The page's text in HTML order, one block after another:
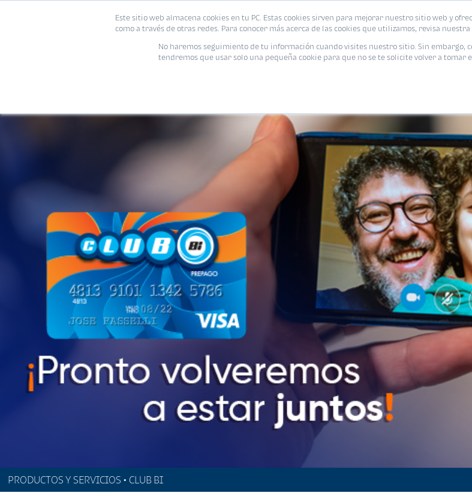
Este sitio web almacena cookies en tu PC. Estas cookies sirven para mejorar nuestro sitio web y
como a través de otras redes. Para conocer más acerca de las cookies que utilizamos, revisa
No haremos seguimiento de tu información cuando visites nuestro sitio. Sin embargo,
tendremos que usar solo una pequeña cookie para que no se te solicite volver a tomar
PROMOCIONES
PRODUCTOS Y SERVICIOS • CLUB BI